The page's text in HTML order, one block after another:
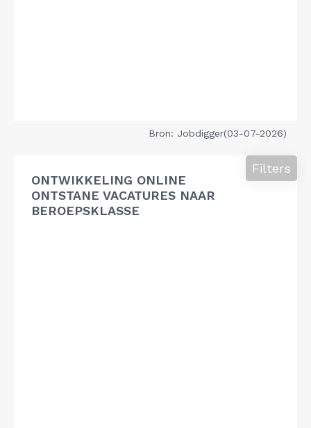
Bron: Jobdigger(03-07-2026)
ONTWIKKELING ONLINE
ONTSTANE VACATURES NAAR
BEROEPSKLASSE
Filters